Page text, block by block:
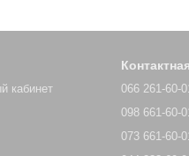
кабинет
066 261-60-
098 661-60-
073 661-60-